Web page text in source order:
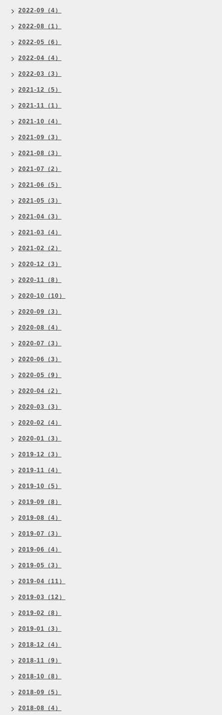
2022-09（4）
2022-08（1）
2022-05（6）
2022-04（4）
2022-03（3）
2021-12（5）
2021-11（1）
2021-10（4）
2021-09（3）
2021-08（3）
2021-07（2）
2021-06（5）
2021-05（3）
2021-04（3）
2021-03（4）
2021-02（2）
2020-12（3）
2020-11（8）
2020-10（10）
2020-09（3）
2020-08（4）
2020-07（3）
2020-06（3）
2020-05（9）
2020-04（2）
2020-03（3）
2020-02（4）
2020-01（3）
2019-12（3）
2019-11（4）
2019-10（5）
2019-09（8）
2019-08（4）
2019-07（3）
2019-06（4）
2019-05（3）
2019-04（11）
2019-03（12）
2019-02（8）
2019-01（3）
2018-12（4）
2018-11（9）
2018-10（8）
2018-09（5）
2018-08（4）